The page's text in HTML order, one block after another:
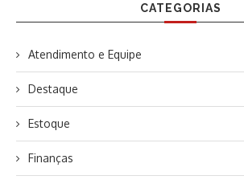
CATEGORIAS
Atendimento e Equipe
Destaque
Estoque
Finanças